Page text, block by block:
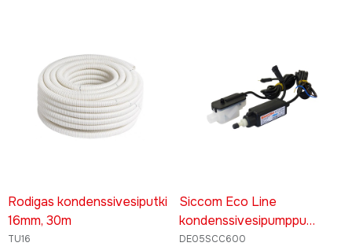
Rodigas kondenssivesiputki
16mm, 30m
TU16
Siccom Eco Line
kondenssivesipumppu
(virtaus enintään 13,2l/h,
DE05SCC600